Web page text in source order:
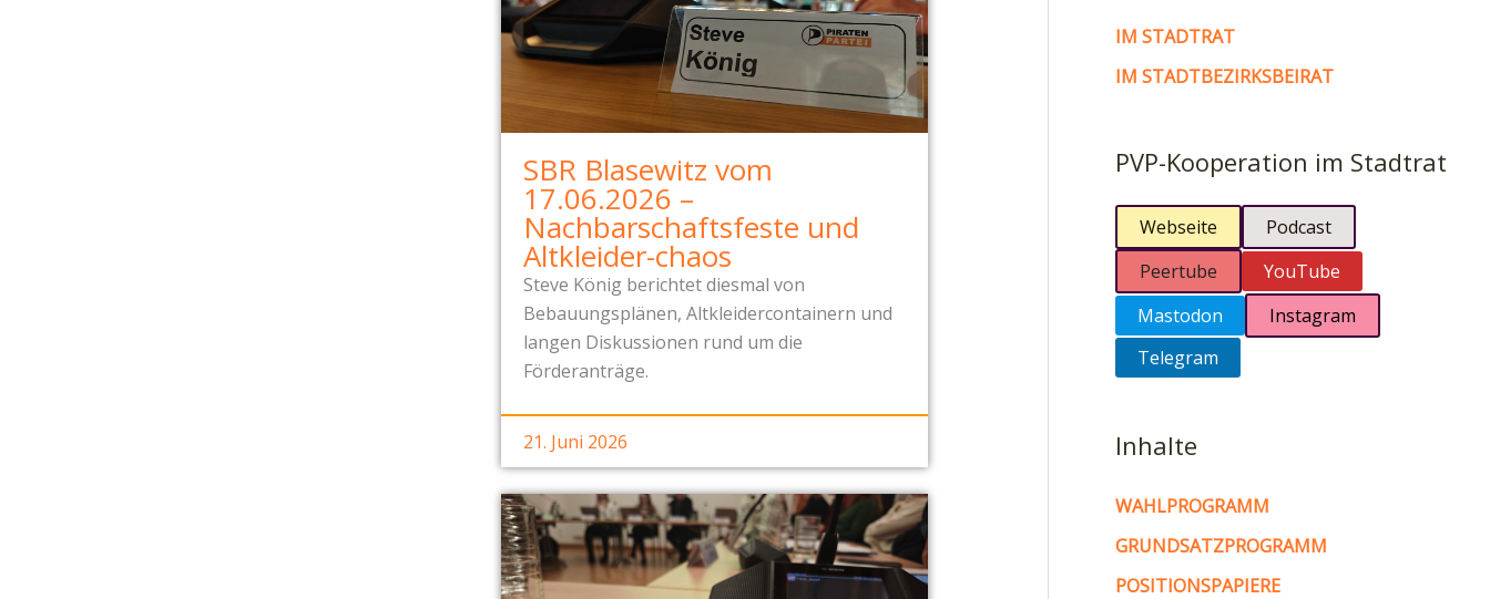
SBR Blasewitz vom
17.06.2026 –
Nachbarschaftsfeste und
Altkleider-chaos
Steve König berichtet diesmal von
Bebauungsplänen, Altkleidercontainern und
langen Diskussionen rund um die
Förderanträge.
21. Juni 2026
IM STADTRAT
IM STADTBEZIRKSBEIRAT
PVP-Kooperation im Stadtrat
Webseite
Podcast
Peertube
YouTube
Mastodon
Instagram
Telegram
Inhalte
WAHLPROGRAMM
GRUNDSATZPROGRAMM
POSITIONSPAPIERE